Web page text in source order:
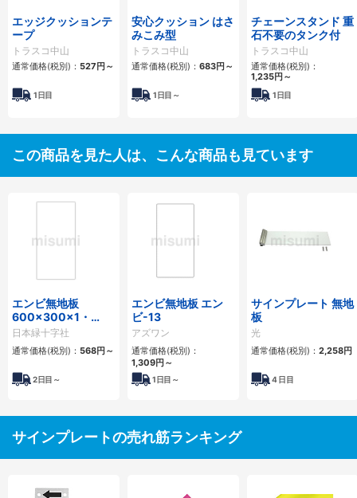
エッジクッションテ
ープ
トラスコ中山
通常価格(税別)： 527円 ～
1日目
安心クッション はさ
みこみ型
トラスコ中山
通常価格(税別)： 683円 ～
1日目～
チェーンスタンド 重
石不要のタンク付
トラスコ中山
通常価格(税別)：
1,235円 ～
1日目
この商品を見た人は、こんな商品も見ています
エンビ無地板
600×300×1・
360×120×1
日本緑十字社
通常価格(税別)： 568円 ～
2日目～
エンビ無地板 エン
ビ-13
アズワン
通常価格(税別)：
1,309円 ～
1日目～
サインプレート 無地
板
光
通常価格(税別)： 2,258円
4日目
サインプレートの売れ筋ランキング